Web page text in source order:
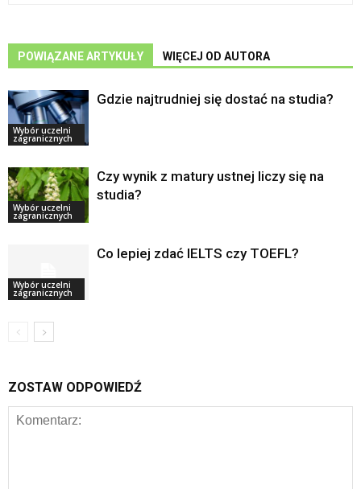
POWIĄZANE ARTYKUŁY WIĘCEJ OD AUTORA
Wybór uczelni
zagranicznych
Gdzie najtrudniej się dostać na studia?
Wybór uczelni
zagranicznych
Czy wynik z matury ustnej liczy się na
studia?
Wybór uczelni
zagranicznych
Co lepiej zdać IELTS czy TOEFL?
ZOSTAW ODPOWIEDŹ